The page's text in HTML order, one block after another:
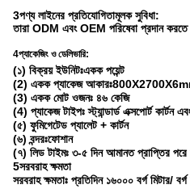
3পণ্য লাইনের প্রতিযোগিতামূলক সুবিধা:
তারা ODM এবং OEM পরিষেবা প্রদান করতে
4প্যাকেজিং ও ডেলিভারি:
(১) বিক্রয় ইউনিটঃএকক পয়েন্ট
(2) একক প্যাকেজ
(3) একক মোট ওজনঃ ৪৬ কেজি
(4) প্যাকেজ টাইপঃ স্ট্যান্ডার্ড এক্সপোর্ট কার্টন
(৫) ফুমিগেটেড প্যালেট + কার্টন
(৬) বন্দরঃফোশান
(৭) লিড টাইমঃ ৩-৫ দিন আমানত প্রাপ্তির পরে
5সরবরাহ ক্ষমতা
সরবরাহ ক্ষমতাঃ প্রতিদিন ১৬০০০ বর্গ মিটার/ বর্গ